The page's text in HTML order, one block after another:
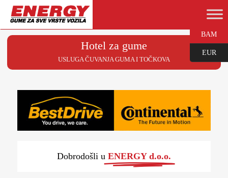
Hotel za gume
USLUGA ČUVANJA GUMA I TOČKOVA
Dobrodošli u ENERGY d.o.o.
BAM
EUR